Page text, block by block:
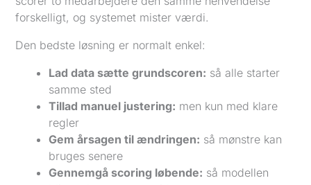
forskelligt, og systemet mister værdi.
Den bedste løsning er normalt enkel:
Lad data sætte grundscoren: så alle starter
samme sted
Tillad manuel justering: men kun med klare
regler
Gem årsagen til ændringen: så mønstre kan
bruges senere
Gennemgå scoring løbende: så modellen